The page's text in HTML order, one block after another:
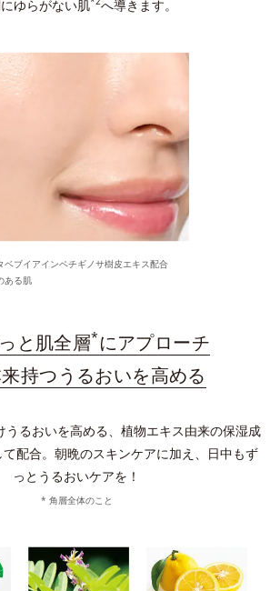
ゆらがない肌 へ導きます。
ベブイアインペチギノサ樹皮エキス配合
ある肌
と肌全層* にアプローチ
持つうるおいを高める
うるおいを高める、植物エキス由来の保湿成
配合。 朝晩のスキンケアに加え、日中もず
っとうるおいケアを！
* 角層全体のこと